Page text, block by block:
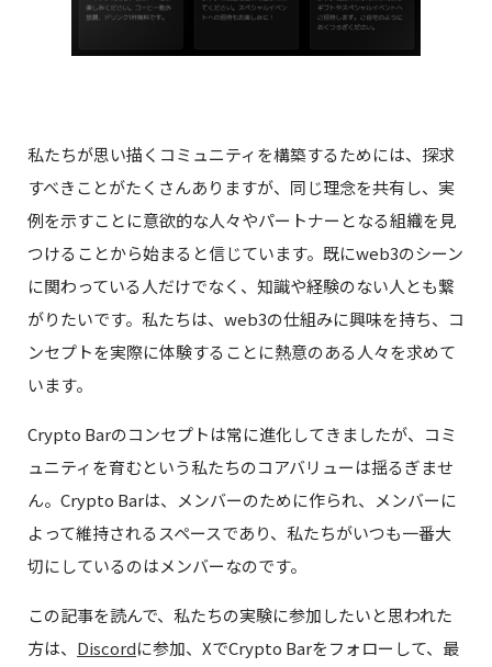
私たちが思い描くコミュニティを構築するためには、探求
すべきことがたくさんありますが、同じ理念を共有し、実
例を示すことに意欲的な人々やパートナーとなる組織を見
つけることから始まると信じています。既にweb3のシーン
に関わっている人だけでなく、知識や経験のない人とも繋
がりたいです。私たちは、web3の仕組みに興味を持ち、コ
ンセプトを実際に体験することに熱意のある人々を求めて
います。
Crypto Barのコンセプトは常に進化してきましたが、コミ
ュニティを育むという私たちのコアバリューは揺るぎませ
ん。Crypto Barは、メンバーのために作られ、メンバーに
よって維持されるスペースであり、私たちがいつも一番大
切にしているのはメンバーなのです。
この記事を読んで、私たちの実験に参加したいと思われた
方は、 Discordに参加、XでCrypto Barをフォローして、最